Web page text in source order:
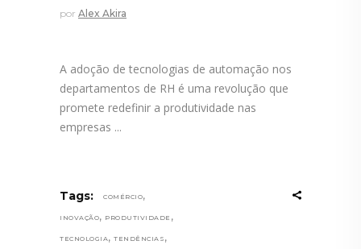
por Alex Akira
A adoção de tecnologias de automação nos
departamentos de RH é uma revolução que
promete redefinir a produtividade nas
empresas
Tags: COMÉRCIO,
INOVAÇÃO, PRODUTIVIDADE ,
TECNOLOGIA , TENDÊNCIAS ,